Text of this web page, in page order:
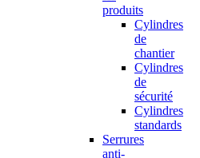
produits
Cylindres
de
chantier
Cylindres
de
sécurité
Cylindres
standards
Serrures
anti-